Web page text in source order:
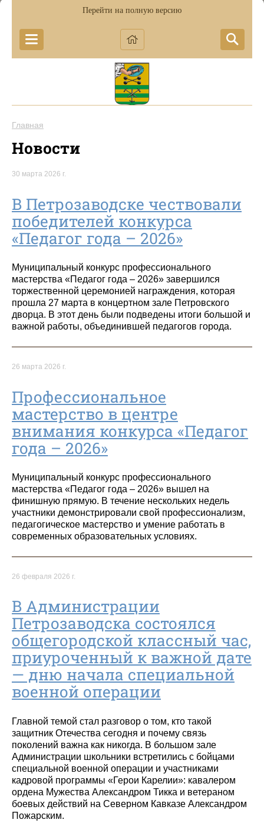
Перейти на полную версию
Главная
Новости
30 марта 2026 г.
В Петрозаводске чествовали
победителей конкурса
«Педагог года – 2026»
Муниципальный конкурс профессионального
мастерства «Педагог года – 2026» завершился
торжественной церемонией награждения, которая
прошла 27 марта в концертном зале Петровского
дворца. В этот день были подведены итоги большой и
важной работы, объединившей педагогов города.
26 марта 2026 г.
Профессиональное
мастерство в центре
внимания конкурса «Педагог
года – 2026»
Муниципальный конкурс профессионального
мастерства «Педагог года – 2026» вышел на
финишную прямую. В течение нескольких недель
участники демонстрировали свой профессионализм,
педагогическое мастерство и умение работать в
современных образовательных условиях.
26 февраля 2026 г.
В Администрации
Петрозаводска состоялся
общегородской классный час,
приуроченный к важной дате
— дню начала специальной
военной операции
Главной темой стал разговор о том, кто такой
защитник Отечества сегодня и почему связь
поколений важна как никогда. В большом зале
Администрации школьники встретились с бойцами
специальной военной операции и участниками
кадровой программы «Герои Карелии»: кавалером
ордена Мужества Александром Тикка и ветераном
боевых действий на Северном Кавказе Александром
Пожарским.